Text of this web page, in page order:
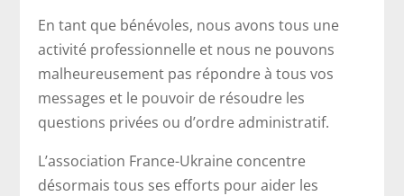
En tant que bénévoles, nous avons tous une
activité professionnelle et nous ne pouvons
malheureusement pas répondre à tous vos
messages et le pouvoir de résoudre les
questions privées ou d’ordre administratif.
L’association France-Ukraine concentre
désormais tous ses efforts pour aider les